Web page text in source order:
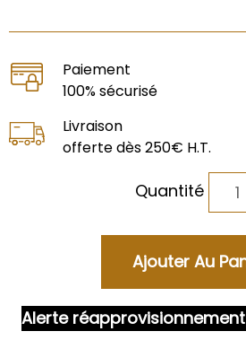
Paiement
100% sécurisé
Livraison
offerte dès 250€ H.T.
Quantité
Alerte réapprovisionnement